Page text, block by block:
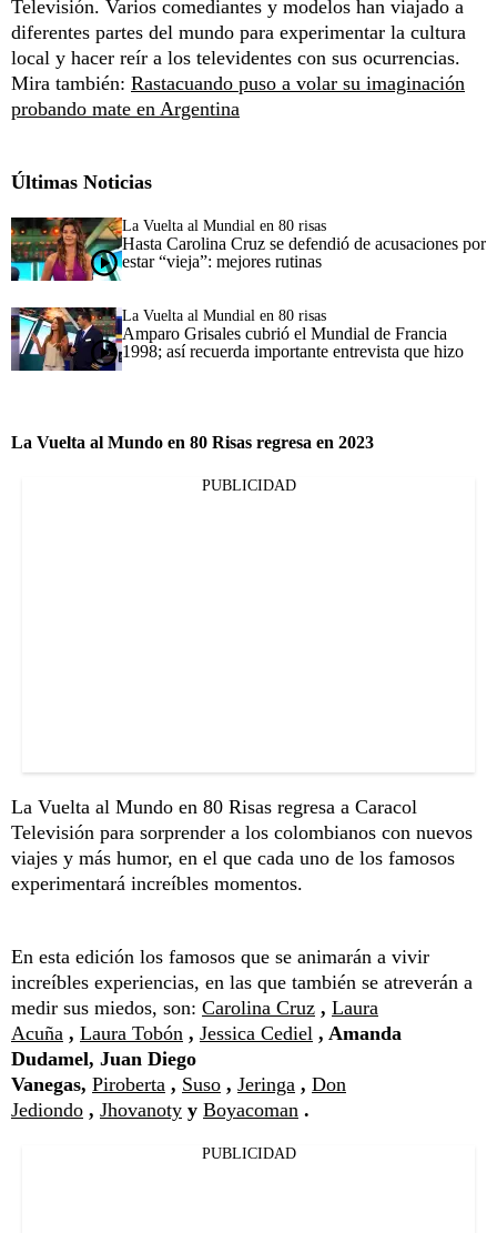
Televisión. Varios comediantes y modelos han viajado a
diferentes partes del mundo para experimentar la cultura
local y hacer reír a los televidentes con sus ocurrencias.
Mira también: Rastacuando puso a volar su imaginación
probando mate en Argentina
Últimas Noticias
La Vuelta al Mundial en 80 risas
Hasta Carolina Cruz se defendió de acusaciones por
estar “vieja”: mejores rutinas
La Vuelta al Mundial en 80 risas
Amparo Grisales cubrió el Mundial de Francia
1998; así recuerda importante entrevista que hizo
La Vuelta al Mundo en 80 Risas regresa en 2023
PUBLICIDAD
La Vuelta al Mundo en 80 Risas regresa a Caracol
Televisión para sorprender a los colombianos con nuevos
viajes y más humor, en el que cada uno de los famosos
experimentará increíbles momentos.
En esta edición los famosos que se animarán a vivir
increíbles experiencias, en las que también se atreverán a
medir sus miedos, son: Carolina Cruz , Laura
Acuña , Laura Tobón , Jessica Cediel , Amanda
Dudamel, Juan Diego
Vanegas, Piroberta , Suso , Jeringa , Don
Jediondo , Jhovanoty y Boyacoman .
PUBLICIDAD